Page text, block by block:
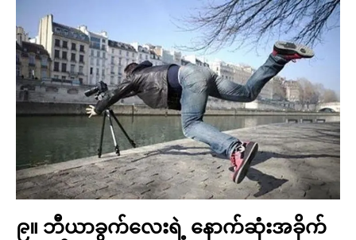
၉။ ဘီယာခွက်လေးရဲ့ နောက်ဆုံးအခိုက်